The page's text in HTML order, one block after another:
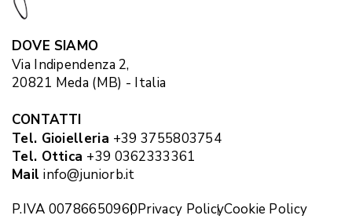
DOVE SIAMO
Via Indipendenza 2,
20821 Meda (MB) - Italia
CONTATTI
Tel. Gioielleria +39 3755803754
Tel. Ottica +39 0362333361
Mail info@juniorb.it
P.IVA 00786650960Privacy PolicyCookie Policy